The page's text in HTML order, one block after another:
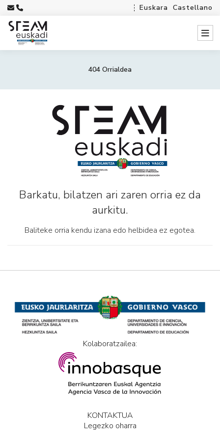
Euskara Castellano
404 Orrialdea
Barkatu, bilatzen ari zaren orria ez da
aurkitu.
Baliteke orria kendu izana edo helbidea ez egotea.
Kolaboratzailea:
KONTAKTUA
Legezko oharra